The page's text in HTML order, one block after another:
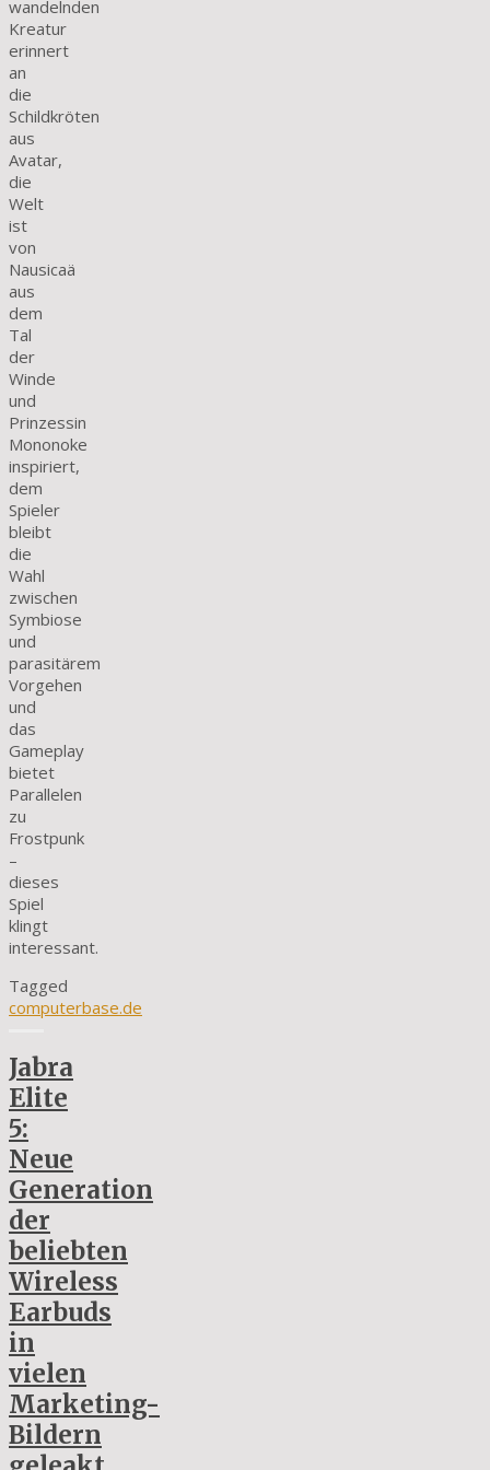
wandelnden
Kreatur
erinnert
an
die
Schildkröten
aus
Avatar,
die
Welt
ist
von
Nausicaä
aus
dem
Tal
der
Winde
und
Prinzessin
Mononoke
inspiriert,
dem
Spieler
bleibt
die
Wahl
zwischen
Symbiose
und
parasitärem
Vorgehen
und
das
Gameplay
bietet
Parallelen
zu
Frostpunk
–
dieses
Spiel
klingt
interessant.
Tagged
computerbase.de
Jabra
Elite
5:
Neue
Generation
der
beliebten
Wireless
Earbuds
in
vielen
Marketing-
Bildern